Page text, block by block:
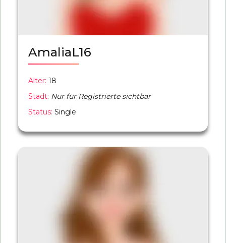
AmaliaL16
Alter: 18
Stadt: Nur für Registrierte sichtbar
Status: Single